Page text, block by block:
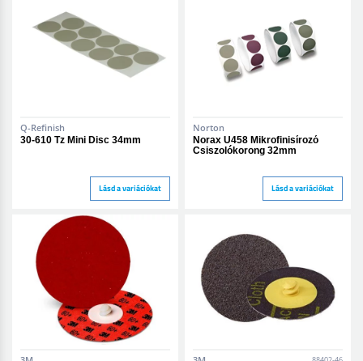
Q-Refinish
30-610 Tz Mini Disc 34mm
Lásd a variációkat
Norton
Norax U458 Mikrofinisírozó
Csiszolókorong 32mm
Lásd a variációkat